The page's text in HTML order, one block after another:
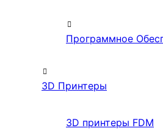
Программное
3D Принтеры
3D принтеры FDM